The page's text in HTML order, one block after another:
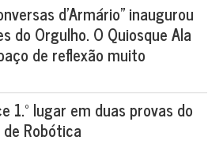
d’Armário” inaugurou
do Orgulho. O Quiosque Ala
de reflexão muito
1.º lugar em duas provas do
Robótica